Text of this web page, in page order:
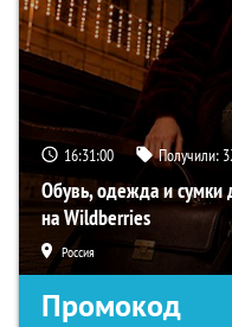
16:31:00 Получили:
Обувь, одежда и сумки
на Wildberries
Россия
Промокод